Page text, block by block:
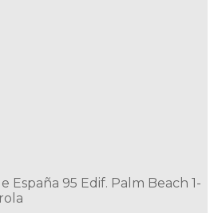
España 95 Edif. Palm Beach 1-